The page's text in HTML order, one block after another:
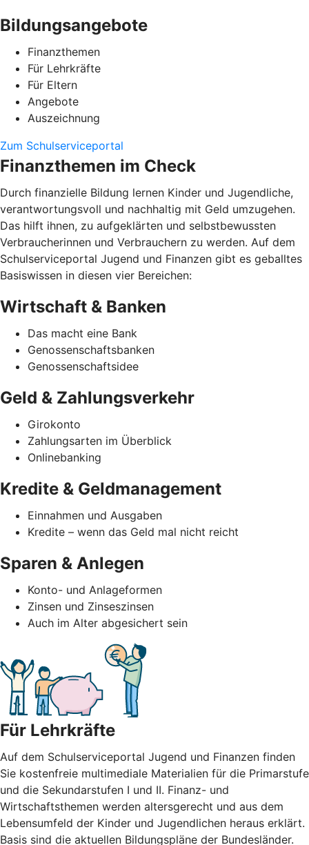
Bildungsangebote
Finanzthemen
Für Lehrkräfte
Für Eltern
Angebote
Auszeichnung
Zum Schulserviceportal
Finanzthemen im Check
Durch finanzielle Bildung lernen Kinder und Jugendliche,
verantwortungsvoll und nachhaltig mit Geld umzugehen.
Das hilft ihnen, zu aufgeklärten und selbstbewussten
Verbraucherinnen und Verbrauchern zu werden. Auf dem
Schulserviceportal Jugend und Finanzen gibt es geballtes
Basiswissen in diesen vier Bereichen:
Wirtschaft & Banken
Das macht eine Bank
Genossenschaftsbanken
Genossenschaftsidee
Geld & Zahlungsverkehr
Girokonto
Zahlungsarten im Überblick
Onlinebanking
Kredite & Geldmanagement
Einnahmen und Ausgaben
Kredite – wenn das Geld mal nicht reicht
Sparen & Anlegen
Konto- und Anlageformen
Zinsen und Zinseszinsen
Auch im Alter abgesichert sein
Für Lehrkräfte
Auf dem Schulserviceportal Jugend und Finanzen finden
Sie kostenfreie multimediale Materialien für die Primarstufe
und die Sekundarstufen I und II. Finanz- und
Wirtschaftsthemen werden altersgerecht und aus dem
Lebensumfeld der Kinder und Jugendlichen heraus erklärt.
Basis sind die aktuellen Bildungspläne der Bundesländer.